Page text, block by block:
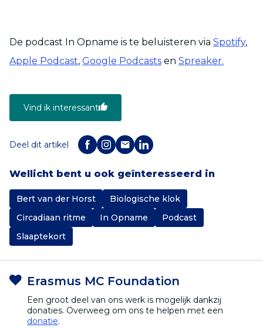
De podcast In Opname is te beluisteren via Spotify,
Apple Podcast, Google Podcasts en Spreaker.
Vind ik interessant
Deel dit artikel
Wellicht bent u ook geïnteresseerd in
Bert van der Horst
Biologische klok
Circadiaan ritme
In Opname
Podcast
Slaaptekort
Erasmus MC Foundation
Een groot deel van ons werk is mogelijk dankzij
donaties. Overweeg om ons te helpen met een
donatie.